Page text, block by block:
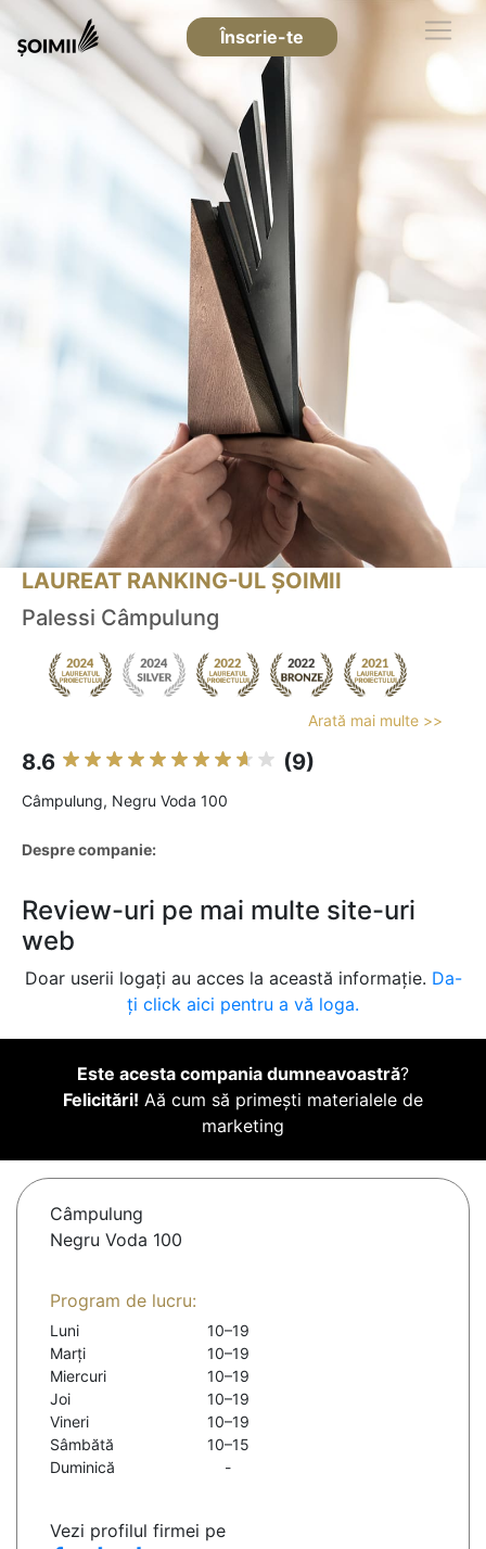
Înscrie-te
LAUREAT RANKING-UL ȘOIMII
Palessi Câmpulung
Arată mai multe >>
8.6 (9)
Câmpulung, Negru Voda 100
Despre companie:
Review-uri pe mai multe site-uri
web
Doar userii logați au acces la această informație. Da-
ți click aici pentru a vă loga.
Este acesta compania dumneavoastră?
Felicitări! Aă cum să primești materialele de
marketing
Câmpulung
Negru Voda 100
Program de lucru:
Luni
10–19
Marți
10–19
Miercuri
10–19
Joi
10–19
Vineri
10–19
Sâmbătă
10–15
Duminică
-
Vezi profilul firmei pe